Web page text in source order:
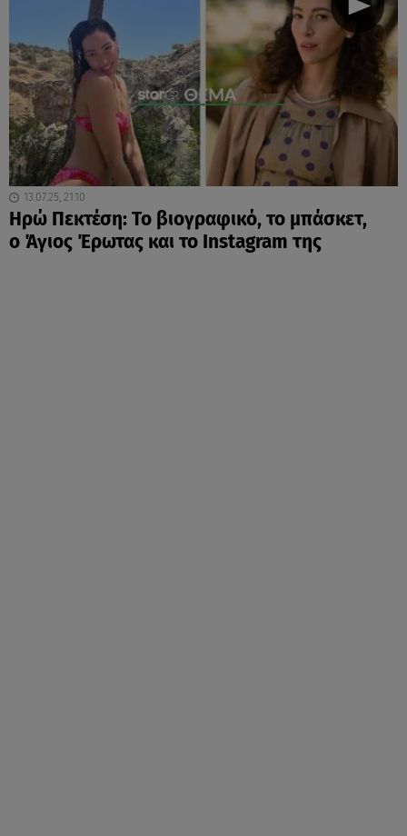
13.07.25, 21:10
Ηρώ Πεκτέση: Το βιογραφικό, το μπάσκετ,
ο Άγιος Έρωτας και το Instagram της